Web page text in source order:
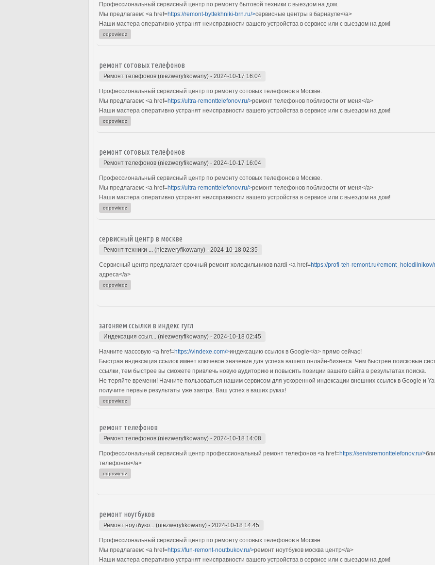
Профессиональный сервисный центр по ремонту бытовой техники с выездом на дом.
Мы предлагаем: <a href=https://remont-byttekhniki-brn.ru/>сервисные центры в барнауле</a>
Наши мастера оперативно устранят неисправности вашего устройства в сервисе или с выездом на дом!
odpowiedz
ремонт сотовых телефонов
Ремонт телефонов (niezweryfikowany) - 2024-10-17 16:04
Профессиональный сервисный центр по ремонту сотовых телефонов в Москве.
Мы предлагаем: <a href=https://ultra-remonttelefonov.ru/>ремонт телефонов поблизости от меня</a>
Наши мастера оперативно устранят неисправности вашего устройства в сервисе или с выездом на дом!
odpowiedz
ремонт сотовых телефонов
Ремонт телефонов (niezweryfikowany) - 2024-10-17 16:04
Профессиональный сервисный центр по ремонту сотовых телефонов в Москве.
Мы предлагаем: <a href=https://ultra-remonttelefonov.ru/>ремонт телефонов поблизости от меня</a>
Наши мастера оперативно устранят неисправности вашего устройства в сервисе или с выездом на дом!
odpowiedz
сервисный центр в москве
Ремонт техники ... (niezweryfikowany) - 2024-10-18 02:35
Сервисный центр предлагает срочный ремонт холодильников nardi <a href=https://profi-teh-remont.ru/
адреса</a>
odpowiedz
загоняем ссылки в индекс гугл
Индексация ссыл... (niezweryfikowany) - 2024-10-18 02:45
Начните массовую <a href=https://vindexe.com/>индексацию ссылок в Google</a> прямо cейчас!
Быстрая индексация ссылок имеет ключевое значение для успеха вашего онлайн-бизнеса. Чем быстрее поисковые
ссылки, тем быстрее вы сможете привлечь новую аудиторию и повысить позиции вашего сайта в результатах поиска.
Не теряйте времени! Начните пользоваться нашим сервисом для ускоренной индексации внешних ссылок в Google и
получите первые результаты уже завтра. Ваш успех в ваших руках!
odpowiedz
ремонт телефонов
Ремонт телефонов (niezweryfikowany) - 2024-10-18 14:08
Профессиональный сервисный центр профессиональный ремонт телефонов <a href=https://servisremonttelefonov.ru/>
телефонов</a>
odpowiedz
ремонт ноутбуков
Ремонт ноутбуко... (niezweryfikowany) - 2024-10-18 14:45
Профессиональный сервисный центр по ремонту сотовых телефонов в Москве.
Мы предлагаем: <a href=https://fun-remont-noutbukov.ru/>ремонт ноутбуков москва центр</a>
Наши мастера оперативно устранят неисправности вашего устройства в сервисе или с выездом на дом!